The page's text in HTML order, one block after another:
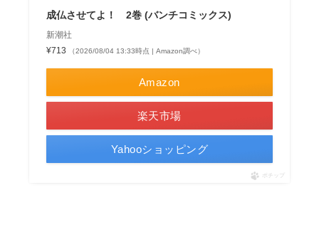
成仏させてよ！ 2巻 (バンチコミックス)
新潮社
¥713
（2026/08/04 13:33時点 | Amazon調べ）
Amazon
楽天市場
Yahooショッピング
ポチップ